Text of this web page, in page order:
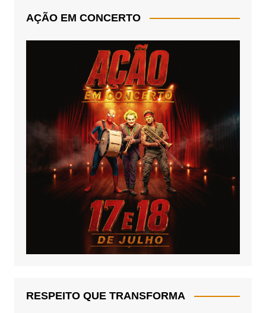
AÇÃO EM CONCERTO
RESPEITO QUE TRANSFORMA